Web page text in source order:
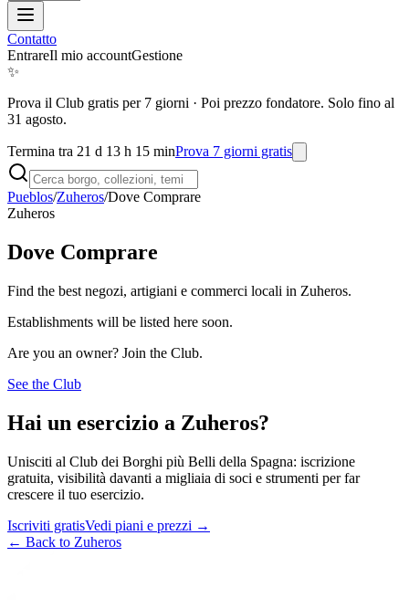
Contatto
EntrareIl mio accountGestione
✨
Prova il Club gratis per 7 giorni · Poi prezzo fondatore. Solo fino al
31 agosto.
Termina tra 21 d 13 h 15 minProva 7 giorni gratis
Pueblos/Zuheros/Dove Comprare
Zuheros
Dove Comprare
Find the best negozi, artigiani e commerci locali in Zuheros.
Establishments will be listed here soon.
Are you an owner? Join the Club.
See the Club
Hai un esercizio a Zuheros?
Unisciti al Club dei Borghi più Belli della Spagna: iscrizione
gratuita, visibilità davanti a migliaia di soci e strumenti per far
crescere il tuo esercizio.
Iscriviti gratisVedi piani e prezzi →
← Back to Zuheros